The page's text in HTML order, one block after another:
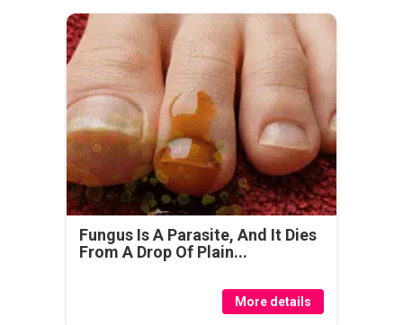
Fungus Is A Parasite, And It Dies
From A Drop Of Plain...
More details